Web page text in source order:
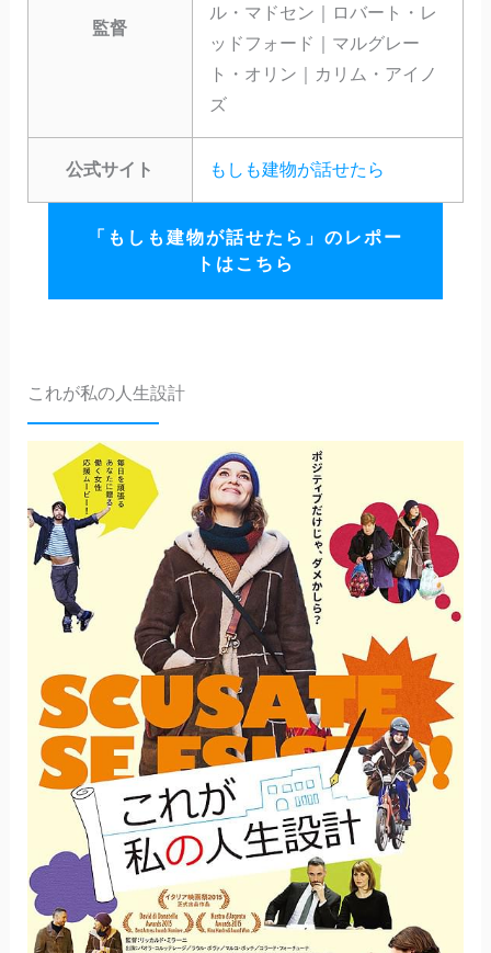
監督
ル・マドセン｜ロバート・レ
ッドフォード｜マルグレー
ト・オリン｜カリム・アイノ
ズ
公式サイト もしも建物が話せたら
「もしも建物が話せたら」のレポー
トはこちら
これが私の人生設計